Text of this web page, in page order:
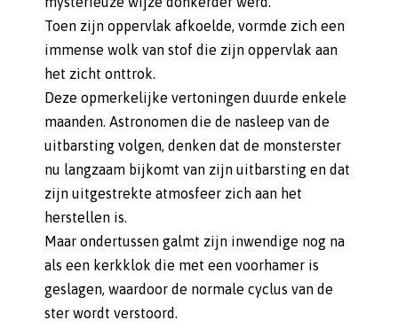
Toen zijn oppervlak afkoelde, vormde zich een
immense wolk van stof die zijn oppervlak aan
het zicht onttrok.
Deze opmerkelijke vertoningen duurde enkele
maanden. Astronomen die de nasleep van de
uitbarsting volgen, denken dat de monsterster
nu langzaam bijkomt van zijn uitbarsting en dat
zijn uitgestrekte atmosfeer zich aan het
herstellen is.
Maar ondertussen galmt zijn inwendige nog na
als een kerkklok die met een voorhamer is
geslagen, waardoor de normale cyclus van de
ster wordt verstoord.